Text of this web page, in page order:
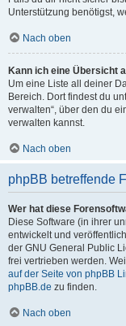
Unterstützung benötigst,
Nach oben
Kann ich eine Übersicht
Um eine Liste all deiner
Bereich. Dort findest du
verwalten“, über den du
verwalten kannst.
Nach oben
phpBB betreffende
Wer hat diese
Diese Software (in ihrer
entwickelt und
der GNU General Public
frei vertrieben werden.
auf der Seite von phpBB
phpBB.de zu finden.
Nach oben